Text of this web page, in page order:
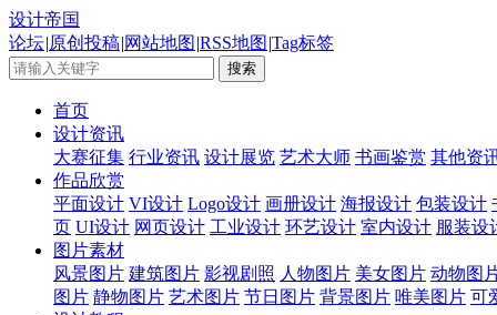
设计帝国
论坛|原创投稿|网站地图 |RSS地图 |Tag标签
首页
设计资讯
大赛征集 行业资讯 设计展览 艺术大师 书画鉴赏 其他资
作品欣赏
平面设计 VI设计 Logo设计 画册设计 海报设计 包装设计
页 UI设计 网页设计 工业设计 环艺设计 室内设计 服装设
图片素材
风景图片 建筑图片 影视剧照 人物图片 美女图片 动物图
图片 静物图片 艺术图片 节日图片 背景图片 唯美图片 可